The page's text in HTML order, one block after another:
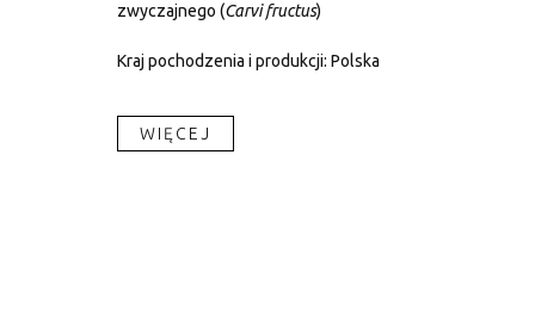
zwyczajnego (Carvi fructus)
Kraj pochodzenia i produkcji: Polska
WIĘCEJ​